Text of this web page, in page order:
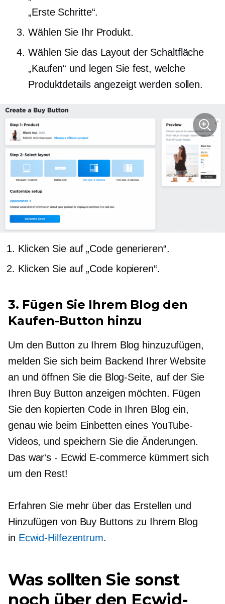
„Erste Schritte“.
Wählen Sie Ihr Produkt.
Wählen Sie das Layout der Schaltfläche
„Kaufen“ und legen Sie fest, welche
Produktdetails angezeigt werden sollen.
Klicken Sie auf „Code generieren“.
Klicken Sie auf „Code kopieren“.
3. Fügen Sie Ihrem Blog den
Kaufen-Button hinzu
Um den Button zu Ihrem Blog hinzuzufügen,
melden Sie sich beim Backend Ihrer Website
an und öffnen Sie die Blog-Seite, auf der Sie
Ihren Buy Button anzeigen möchten. Fügen
Sie den kopierten Code in Ihren Blog ein,
genau wie beim Einbetten eines YouTube-
Videos, und speichern Sie die Änderungen.
Das war‘s- Ecwid E-commerce kümmert sich
um den Rest!
Erfahren Sie mehr über das Erstellen und
Hinzufügen von Buy Buttons zu Ihrem Blog
in Ecwid-Hilfezentrum.
Was sollten Sie sonst
noch über den Ecwid-